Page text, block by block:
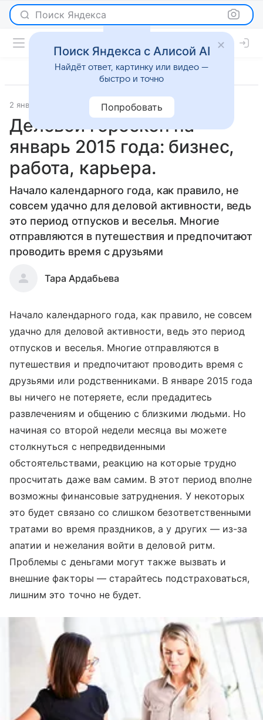
Поиск Яндекса
2 января 2015 Гороскопы
Деловой гороскоп на
январь 2015 года: бизнес,
работа, карьера.
Начало календарного года, как правило, не
совсем удачно для деловой активности, ведь
это период отпусков и веселья. Многие
отправляются в путешествия и предпочитают
проводить время с друзьями
Тара Ардабьева
Начало календарного года, как правило, не совсем
удачно для деловой активности, ведь это период
отпусков и веселья. Многие отправляются в
путешествия и предпочитают проводить время с
друзьями или родственниками. В январе 2015 года
вы ничего не потеряете, если предадитесь
развлечениям и общению с близкими людьми. Но
начиная со второй недели месяца вы можете
столкнуться с непредвиденными
обстоятельствами, реакцию на которые трудно
просчитать даже вам самим. В этот период вполне
возможны финансовые затруднения. У некоторых
это будет связано со слишком безответственными
тратами во время праздников, а у других — из-за
апатии и нежелания войти в деловой ритм.
Проблемы с деньгами могут также вызвать и
внешние факторы — старайтесь подстраховаться,
лишним это точно не будет.
Поиск Яндекса с Алисой AI
Найдёт ответ, картинку или видео —
быстро и точно
Попробовать